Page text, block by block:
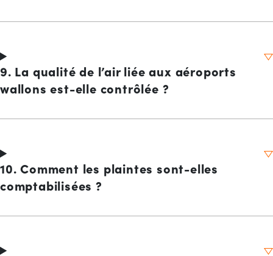
9. La qualité de l’air liée aux aéroports
wallons est-elle contrôlée ?
10. Comment les plaintes sont-elles
comptabilisées ?